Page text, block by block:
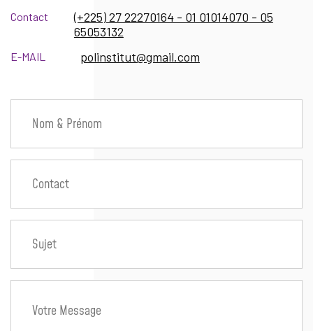
Contact
(+225) 27 22270164 - 01 01014070 - 05
65053132
E-MAIL polinstitut@gmail.com